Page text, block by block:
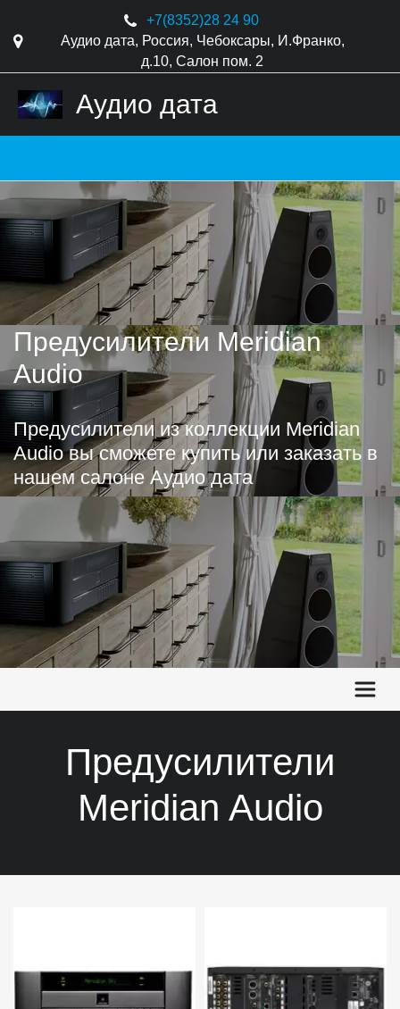
+7(8352)28 24 90
Аудио дата, Россия, Чебоксары, И.Франко,
д.10, Салон пом. 2
Аудио дата
Предусилители Meridian
Audio
Предусилители из коллекции Meridian
Audio вы сможете купить или заказать в
нашем салоне Аудио дата
Предусилители
Meridian Audio